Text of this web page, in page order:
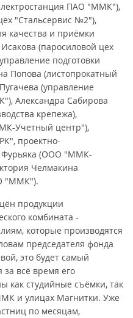
ПАО "ММК"),
"Стальсервис №2"),
качества и приёмки
(паросиловой цех
подготовки
Попова (листопрокатный
(управление
Александра Сабирова
крепежа),
Учетный центр"),
проектно-
Фурьяка (ООО "ММК-
Челмакина
"ММК").
продукции
комбината -
которые производятся
председателя фонда
это будет самый
всё время его
как студийные съёмки, так
и улицах Магнитки. Уже
по месяцам,